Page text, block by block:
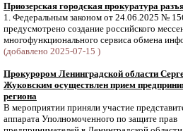
Приозерская городская прокуратура
1. Федеральным законом от 24.06.2025 №
предусмотрено создание российского
многофункционального сервиса обмена
(добавлено 2025-07-15 )
Прокурором Ленинградской области
Жуковским осуществлен прием
региона
В мероприятии приняли участие
аппарата Уполномоченного по защите прав